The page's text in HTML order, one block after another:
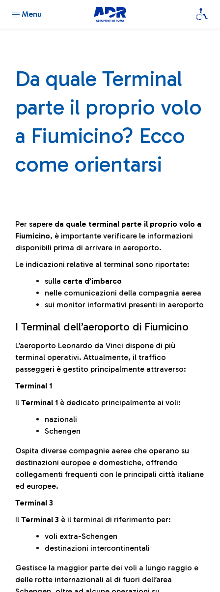
Menu
Da quale Terminal
parte il proprio volo
a Fiumicino? Ecco
come orientarsi
Per sapere da quale terminal parte il proprio volo a
Fiumicino, è importante verificare le informazioni
disponibili prima di arrivare in aeroporto.
Le indicazioni relative al terminal sono riportate:
sulla carta d’imbarco
nelle comunicazioni della compagnia aerea
sui monitor informativi presenti in aeroporto
I Terminal dell’aeroporto di Fiumicino
L’aeroporto Leonardo da Vinci dispone di più
terminal operativi. Attualmente, il traffico
passeggeri è gestito principalmente attraverso:
Terminal 1
Il Terminal 1 è dedicato principalmente ai voli:
nazionali
Schengen
Ospita diverse compagnie aeree che operano su
destinazioni europee e domestiche, offrendo
collegamenti frequenti con le principali città italiane
ed europee.
Terminal 3
Il Terminal 3 è il terminal di riferimento per:
voli extra-Schengen
destinazioni intercontinentali
Gestisce la maggior parte dei voli a lungo raggio e
delle rotte internazionali al di fuori dell’area